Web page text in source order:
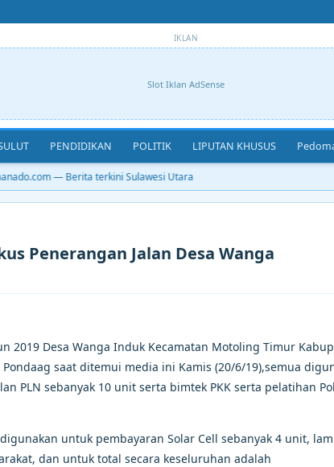
IKLAN
Slot Iklan AdSense
PENDIDIKAN POLITIK LIPUTAN KHUSUS
— Berita terkini Sulawesi Utara
Penerangan Jalan Desa Wanga
2019 Desa Wanga Induk Kecamatan Motoling Timur
saat ditemui media ini Kamis (20/6/19),semua
PLN sebanyak 10 unit serta bimtek PKK serta pelatihan
untuk pembayaran Solar Cell sebanyak 4 unit,
dan untuk total secara keseluruhan adalah